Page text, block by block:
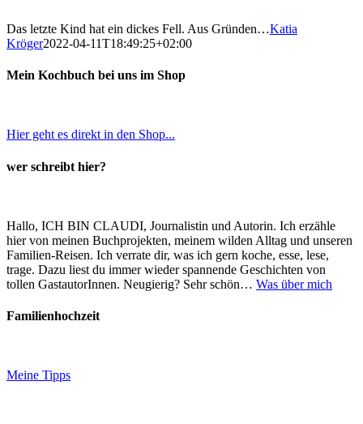
Das letzte Kind hat ein dickes Fell. Aus Gründen…Katia
Kröger2022-04-11T18:49:25+02:00
Mein Kochbuch bei uns im Shop
Hier geht es direkt in den Shop...
wer schreibt hier?
Hallo, ICH BIN CLAUDI, Journalistin und Autorin. Ich erzähle
hier von meinen Buchprojekten, meinem wilden Alltag und unseren
Familien-Reisen. Ich verrate dir, was ich gern koche, esse, lese,
trage. Dazu liest du immer wieder spannende Geschichten von
tollen GastautorInnen. Neugierig? Sehr schön… Was über mich
Familienhochzeit
Meine Tipps